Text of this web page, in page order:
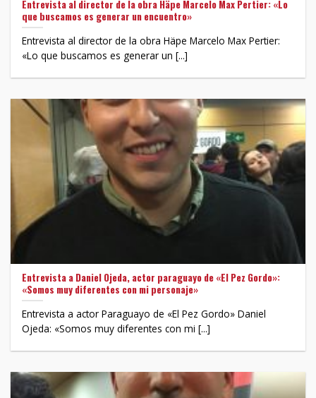
Entrevista al director de la obra Häpe Marcelo Max Pertier: «Lo
que buscamos es generar un encuentro»
Entrevista al director de la obra Häpe Marcelo Max Pertier:
«Lo que buscamos es generar un [...]
Entrevista a Daniel Ojeda, actor paraguayo de «El Pez Gordo»:
«Somos muy diferentes con mi personaje»
Entrevista a actor Paraguayo de «El Pez Gordo» Daniel
Ojeda: «Somos muy diferentes con mi [...]